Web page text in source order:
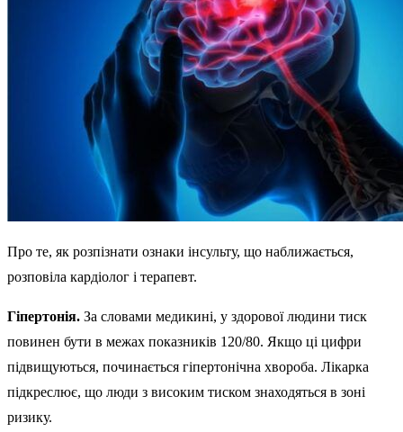
Про те, як розпізнати ознаки інсульту, що наближається,
розповіла кардіолог і терапевт.
Гіпертонія. За словами медикині, у здорової людини тиск
повинен бути в межах показників 120/80. Якщо ці цифри
підвищуються, починається гіпертонічна хвороба. Лікарка
підкреслює, що люди з високим тиском знаходяться в зоні
ризику.